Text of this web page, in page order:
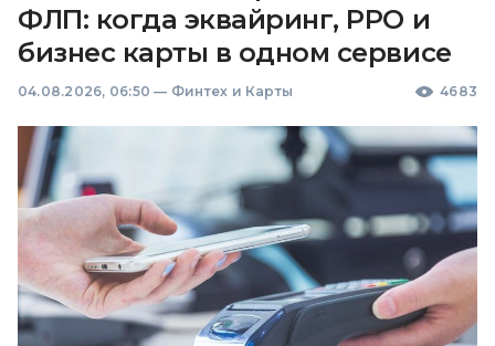
ФЛП: когда эквайринг, РРО и
бизнес карты в одном сервисе
04.08.2026, 06:50 — Финтех и Карты 4683